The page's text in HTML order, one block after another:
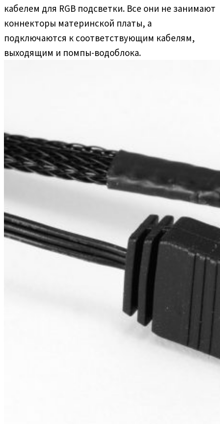
кабелем для RGB подсветки. Все они не занимают
коннекторы материнской платы, а
подключаются к соответствующим кабелям,
выходящим и помпы-водоблока.